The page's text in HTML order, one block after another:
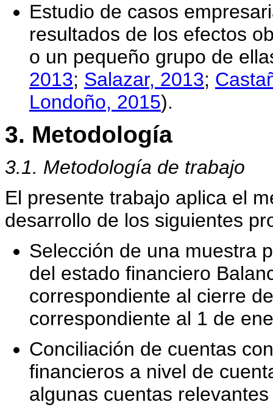
Estudio de casos
resultados de los efectos
o un pequeño grupo de
2013; Salazar, 2013;
Londoño, 2015).
3. Metodología
3.1. Metodología de trabajo
El presente trabajo aplica el
desarrollo de los siguientes
Selección de una muestra
del estado financiero
correspondiente al cierre
correspondiente al 1 de
Conciliación de cuentas
financieros a nivel de
algunas cuentas